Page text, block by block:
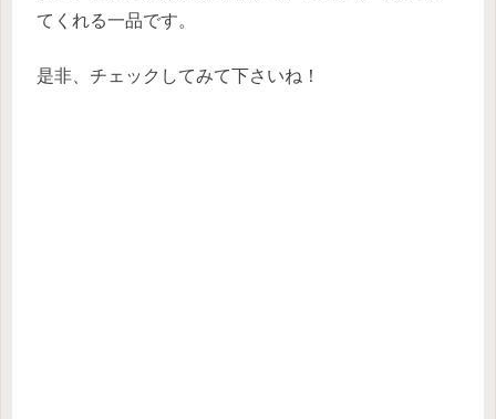
てくれる一品です。
是非、チェックしてみて下さいね！